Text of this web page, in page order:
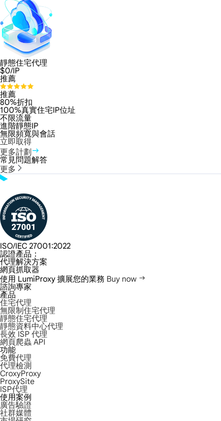
靜態住宅代理
$0/IP
推薦
推薦
80%折扣
100%真實住宅IP位址
不限流量
進階靜態IP
無限頻寬與會話
立即取得
更多計劃
常見問題解答
更多
ISO/IEC 27001:2022
認證產品：
代理解決方案
網頁抓取器
使用 LumiProxy 擴展您的業務 Buy now
諮詢專家
產品
住宅代理
無限制住宅代理
靜態住宅代理
靜態資料中心代理
長效 ISP 代理
網頁爬蟲 API
功能
免費代理
代理檢測
CroxyProxy
ProxySite
ISP代理
使用案例
廣告驗證
社群媒體